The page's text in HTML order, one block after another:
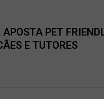
PET
E TUTORES